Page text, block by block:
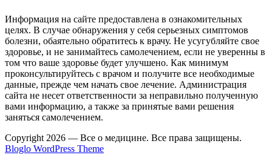
Информация на сайте предоставлена в ознакомительных
целях. В случае обнаружения у себя серьезных симптомов
болезни, обаятельно обратитесь к врачу. Не усугубляйте свое
здоровье, и не занимайтесь самолечением, если не уверенны в
том что ваше здоровье будет улучшено. Как минимум
проконсультируйтесь с врачом и получите все необходимые
данные, прежде чем начать свое лечение. Администрация
сайта не несет ответственности за неправильно полученную
вами информацию, а также за принятые вами решения
заняться самолечением.
Copyright 2026 — Все о медицине. Все права защищены.
Bloglo WordPress Theme